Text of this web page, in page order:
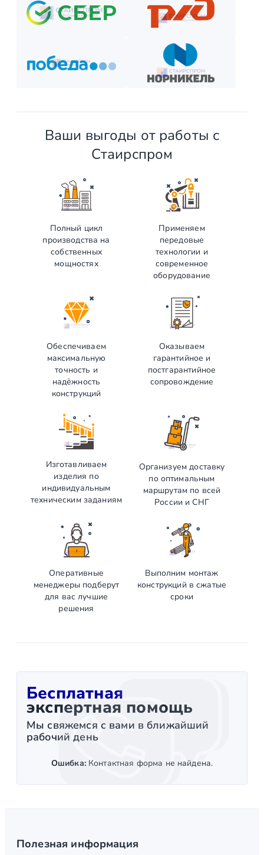
Ваши выгоды от работы с
Стаирспром
Полный цикл
производства на
собственных
мощностях
Применяем
передовые
технологии и
современное
оборудование
Обеспечиваем
максимальную
точность и
надёжность
конструкций
Оказываем
гарантийное и
постгарантийное
сопровождение
Изготавливаем
изделия по
индивидуальным
техническим заданиям
Организуем доставку
по оптимальным
маршрутам по всей
России и СНГ
Оперативные
менеджеры подберут
для вас лучшие
решения
Выполним монтаж
конструкций в сжатые
сроки
Бесплатная
экспертная помощь
Мы свяжемся с вами в ближайший
рабочий день
Ошибка:Контактная форма не найдена.
Полезная информация